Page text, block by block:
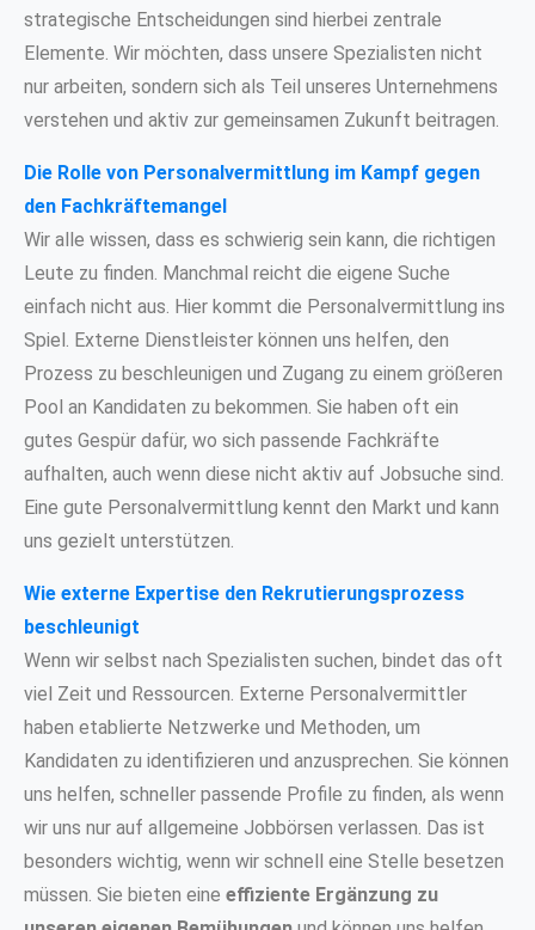
strategische Entscheidungen sind hierbei zentrale
Elemente. Wir möchten, dass unsere Spezialisten nicht
nur arbeiten, sondern sich als Teil unseres Unternehmens
verstehen und aktiv zur gemeinsamen Zukunft beitragen.
Die Rolle von Personalvermittlung im Kampf gegen
den Fachkräftemangel
Wir alle wissen, dass es schwierig sein kann, die richtigen
Leute zu finden. Manchmal reicht die eigene Suche
einfach nicht aus. Hier kommt die Personalvermittlung ins
Spiel. Externe Dienstleister können uns helfen, den
Prozess zu beschleunigen und Zugang zu einem größeren
Pool an Kandidaten zu bekommen. Sie haben oft ein
gutes Gespür dafür, wo sich passende Fachkräfte
aufhalten, auch wenn diese nicht aktiv auf Jobsuche sind.
Eine gute Personalvermittlung kennt den Markt und kann
uns gezielt unterstützen.
Wie externe Expertise den Rekrutierungsprozess
beschleunigt
Wenn wir selbst nach Spezialisten suchen, bindet das oft
viel Zeit und Ressourcen. Externe Personalvermittler
haben etablierte Netzwerke und Methoden, um
Kandidaten zu identifizieren und anzusprechen. Sie können
uns helfen, schneller passende Profile zu finden, als wenn
wir uns nur auf allgemeine Jobbörsen verlassen. Das ist
besonders wichtig, wenn wir schnell eine Stelle besetzen
müssen. Sie bieten eine effiziente Ergänzung zu